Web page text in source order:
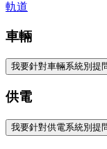
軌道
車輛
我要針對車輛系統別提
供電
我要針對供電系統別提